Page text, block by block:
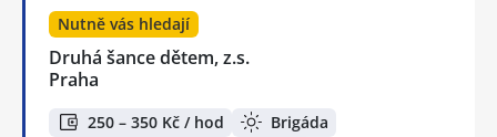
Nutně vás hledají
Druhá šance dětem, z.s.
Praha
250 – 350 Kč / hod
Brigáda